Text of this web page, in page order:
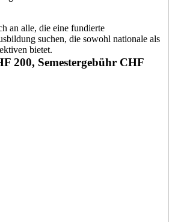
an alle, die eine fundierte
suchen, die sowohl nationale als
bietet.
200, Semestergebühr CHF